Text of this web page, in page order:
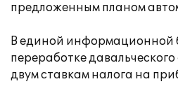
предложенным планом
В единой информационной
переработке
двум ставкам налога на